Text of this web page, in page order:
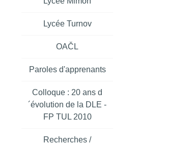
Lycée Turnov
OAČL
Paroles d'apprenants
Colloque : 20 ans d
´évolution de la DLE -
FP TUL 2010
Recherches /